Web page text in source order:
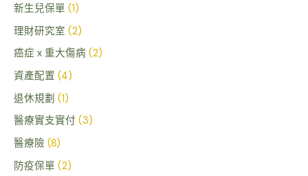
新生兒保單 (1)
理財研究室 (2)
癌症 x 重大傷病 (2)
資產配置 (4)
退休規劃 (1)
醫療實支實付 (3)
醫療險 (8)
防疫保單 (2)